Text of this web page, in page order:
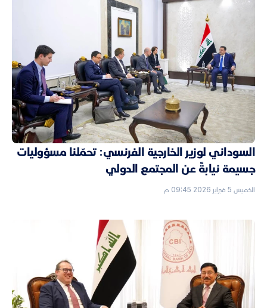
السوداني لوزير الخارجية الفرنسي: تحمّلنا مسؤوليات
جسيمة نيابةً عن المجتمع الدولي
الخميس 5 فبراير 2026 09:45 م